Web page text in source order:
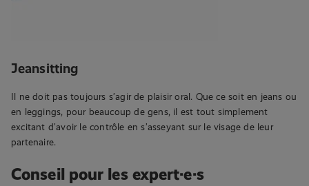
Jeansitting
Il ne doit pas toujours s’agir de plaisir oral. Que ce soit en jeans ou
en leggings, pour beaucoup de gens, il est tout simplement
excitant d’avoir le contrôle en s’asseyant sur le visage de leur
partenaire.
Conseil pour les expert·e·s